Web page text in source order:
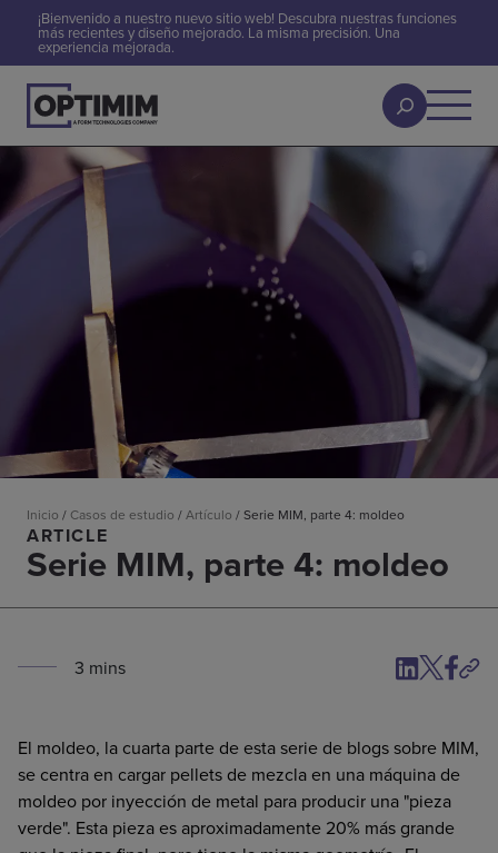
¡Bienvenido a nuestro nuevo sitio web! Descubra nuestras funciones
más recientes y diseño mejorado. La misma precisión. Una
experiencia mejorada.
Inicio / Casos de estudio /Artículo /Serie MIM, parte 4: moldeo
ARTICLE
Serie MIM, parte 4: moldeo
3 mins
El moldeo, la cuarta parte de esta serie de blogs sobre MIM,
se centra en cargar pellets de mezcla en una máquina de
moldeo por inyección de metal para producir una "pieza
verde". Esta pieza es aproximadamente 20% más grande